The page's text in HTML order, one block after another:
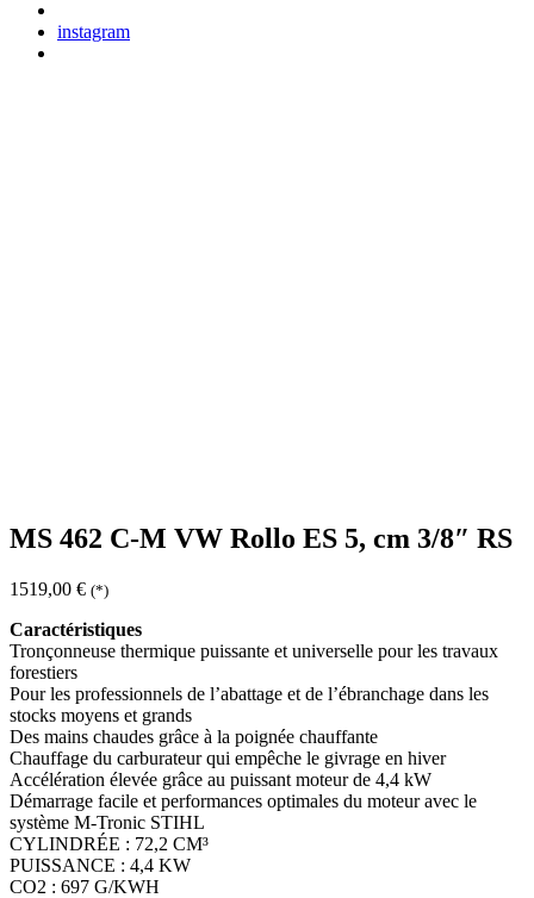
instagram
MS 462 C-M VW Rollo ES 5, cm 3/8″ RS
1519,00 € (*)
Caractéristiques
Tronçonneuse thermique puissante et universelle pour les travaux
forestiers
Pour les professionnels de l’abattage et de l’ébranchage dans les
stocks moyens et grands
Des mains chaudes grâce à la poignée chauffante
Chauffage du carburateur qui empêche le givrage en hiver
Accélération élevée grâce au puissant moteur de 4,4 kW
Démarrage facile et performances optimales du moteur avec le
système M-Tronic STIHL
CYLINDRÉE : 72,2 CM³
PUISSANCE : 4,4 KW
CO2 : 697 G/KWH